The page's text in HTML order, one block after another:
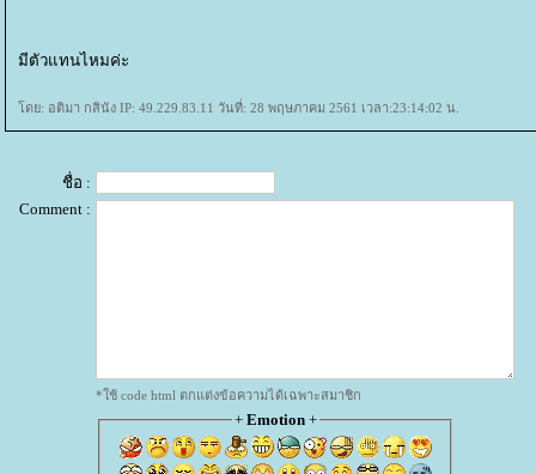
มีตัวแทนไหมค่ะ
ดย: อติมา กสินัง IP: 49.229.83.11 วันที่: 28 พฤษภาคม 2561 เวลา:23:14:02 น.
ชื่อ :
Comment :
*ใช้ code html ตกแต่งข้อความได้เฉพาะสมาชิก
+ Emotion+